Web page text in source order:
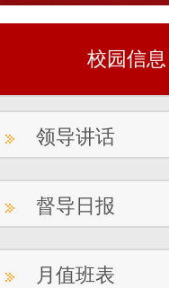
校园信息
领导讲话
督导日报
月值班表